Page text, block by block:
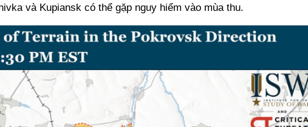
và Kupiansk có thể gặp nguy hiểm vào mùa thu.